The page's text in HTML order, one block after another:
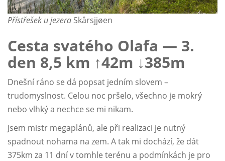
Přístřešek u jezera Skårsjjøen
Cesta svatého Olafa — 3.
den 8,5 km ↑42m ↓385m
Dnešní ráno se dá popsat jedním slovem –
trudomyslnost. Celou noc pršelo, všechno je mokrý
nebo vlhký a nechce se mi nikam.
Jsem mistr megaplánů, ale při realizaci je nutný
spadnout nohama na zem. A tak mi dochází, že dát
375km za 11 dní v tomhle terénu a podmínkách je pro